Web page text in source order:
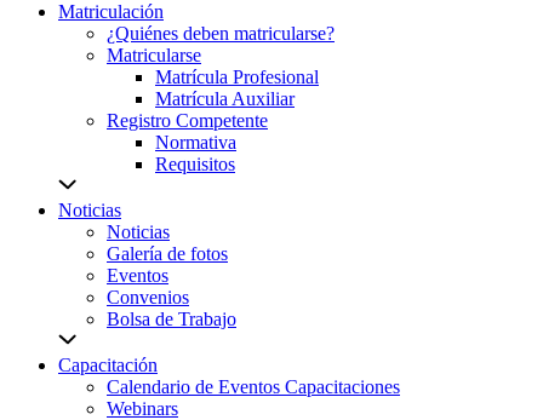
Matriculación
¿Quiénes deben matricularse?
Matricularse
Matrícula Profesional
Matrícula Auxiliar
Registro Competente
Normativa
Requisitos
Noticias
Noticias
Galería de fotos
Eventos
Convenios
Bolsa de Trabajo
Capacitación
Calendario de Eventos Capacitaciones
Webinars